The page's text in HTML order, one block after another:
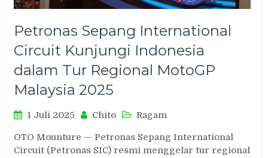
Petronas Sepang International
Circuit Kunjungi Indonesia
dalam Tur Regional MotoGP
Malaysia 2025
1 Juli 2025 Chito Ragam
OTO Mounture — Petronas Sepang International
Circuit (Petronas SIC) resmi menggelar tur regional